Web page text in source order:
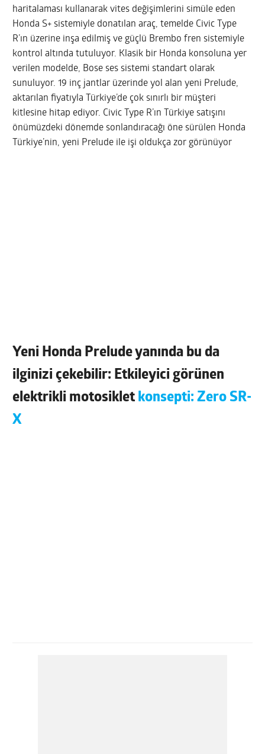
haritalaması kullanarak vites değişimlerini simüle eden
Honda S+ sistemiyle donatılan araç, temelde Civic Type
R’ın üzerine inşa edilmiş ve güçlü Brembo fren sistemiyle
kontrol altında tutuluyor. Klasik bir Honda konsoluna yer
verilen modelde, Bose ses sistemi standart olarak
sunuluyor. 19 inç jantlar üzerinde yol alan yeni Prelude,
aktarılan fiyatıyla Türkiye’de çok sınırlı bir müşteri
kitlesine hitap ediyor. Civic Type R’ın Türkiye satışını
önümüzdeki dönemde sonlandıracağı öne sürülen Honda
Türkiye’nin, yeni Prelude ile işi oldukça zor görünüyor
Yeni Honda Prelude yanında bu da
ilginizi çekebilir: Etkileyici görünen
elektrikli motosiklet konsepti: Zero SR-
X